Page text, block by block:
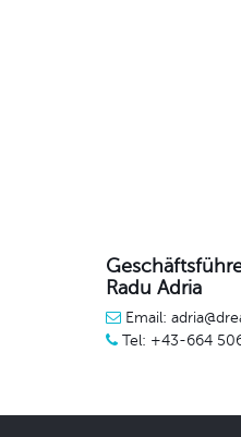
Radu Adria
Email:
Tel: +43-664